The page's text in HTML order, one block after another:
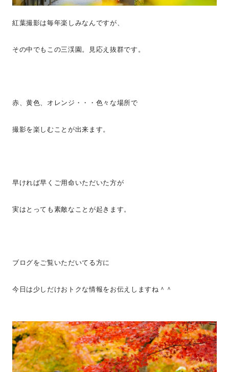
紅葉撮影は毎年楽しみなんですが、
その中でもこの三渓園。見応え抜群です。
赤、黄色、オレンジ・・・色々な場所で
撮影を楽しむことが出来ます。
早ければ早くご用命いただいた方が
実はとっても素敵なことが起きます。
ブログをご覧いただいてる方に
今日は少しだけおトクな情報をお伝えしますね＾＾